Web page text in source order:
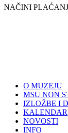
NAČINI
O MUZEJU
MSU NON
IZLOŽBE I
KALENDAR
NOVOSTI
INFO